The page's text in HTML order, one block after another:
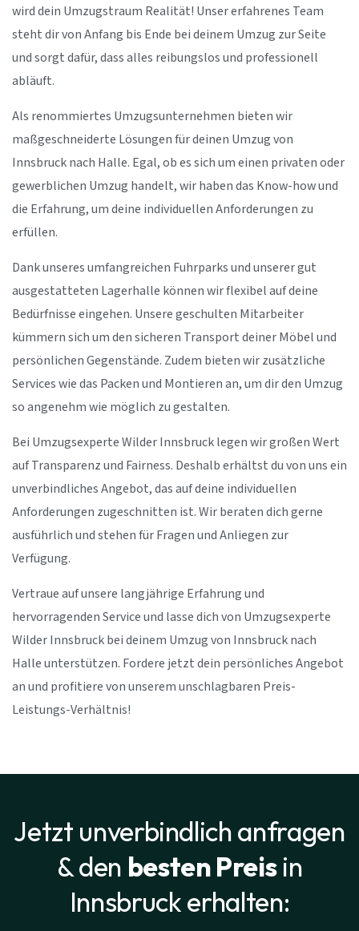
wird dein Umzugstraum Realität! Unser erfahrenes Team
steht dir von Anfang bis Ende bei deinem Umzug zur Seite
und sorgt dafür, dass alles reibungslos und professionell
abläuft.
Als renommiertes Umzugsunternehmen bieten wir
maßgeschneiderte Lösungen für deinen Umzug von
Innsbruck nach Halle. Egal, ob es sich um einen privaten oder
gewerblichen Umzug handelt, wir haben das Know-how und
die Erfahrung, um deine individuellen Anforderungen zu
erfüllen.
Dank unseres umfangreichen Fuhrparks und unserer gut
ausgestatteten Lagerhalle können wir flexibel auf deine
Bedürfnisse eingehen. Unsere geschulten Mitarbeiter
kümmern sich um den sicheren Transport deiner Möbel und
persönlichen Gegenstände. Zudem bieten wir zusätzliche
Services wie das Packen und Montieren an, um dir den Umzug
so angenehm wie möglich zu gestalten.
Bei Umzugsexperte Wilder Innsbruck legen wir großen Wert
auf Transparenz und Fairness. Deshalb erhältst du von uns ein
unverbindliches Angebot, das auf deine individuellen
Anforderungen zugeschnitten ist. Wir beraten dich gerne
ausführlich und stehen für Fragen und Anliegen zur
Verfügung.
Vertraue auf unsere langjährige Erfahrung und
hervorragenden Service und lasse dich von Umzugsexperte
Wilder Innsbruck bei deinem Umzug von Innsbruck nach
Halle unterstützen. Fordere jetzt dein persönliches Angebot
an und profitiere von unserem unschlagbaren Preis-
Leistungs-Verhältnis!
Jetzt unverbindlich anfragen
& den besten Preisin
Innsbruck erhalten: